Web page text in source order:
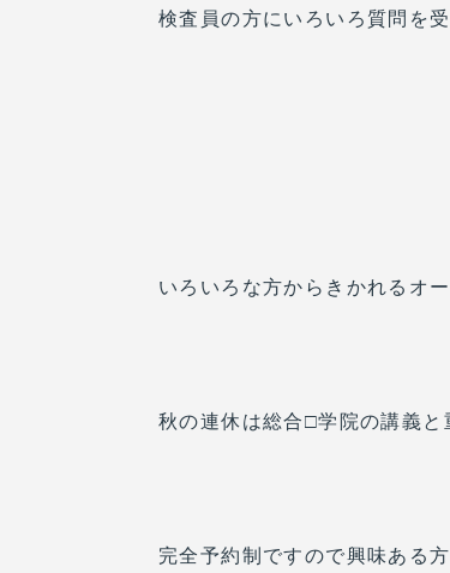
検査員の方にいろいろ質問を
いろいろな方からきかれるオ
秋の連休は総合□学院の講義と
完全予約制ですので興味ある